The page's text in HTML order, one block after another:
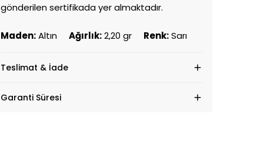
gönderilen sertifikada yer almaktadır.
Maden:Altın Ağırlık:2,20 gr Renk:Sarı
Teslimat & İade
Garanti Süresi